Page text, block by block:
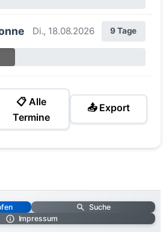
Di., 18.08.2026 9 Tage
📋 Alle
Termine
📤 Export
Suche
Impressum